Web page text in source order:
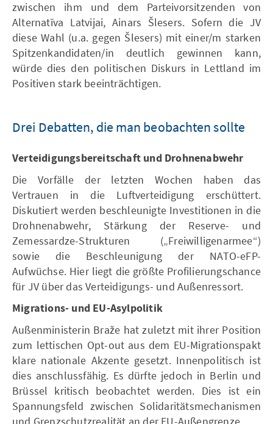
zwischen ihm und dem Parteivorsitzenden von
Alternatīva Latvijai, Ainars Šlesers. Sofern die JV
diese Wahl (u.a. gegen Šlesers) mit einer/m starken
Spitzenkandidaten/in deutlich gewinnen kann,
würde dies den politischen Diskurs in Lettland im
Positiven stark beeinträchtigen.
Drei Debatten, die man beobachten sollte
Verteidigungsbereitschaft und Drohnenabwehr
Die Vorfälle der letzten Wochen haben das
Vertrauen in die Luftverteidigung erschüttert.
Diskutiert werden beschleunigte Investitionen in die
Drohnenabwehr, Stärkung der Reserve- und
Zemessardze-Strukturen („Freiwilligenarmee“)
sowie die Beschleunigung der NATO-eFP-
Aufwüchse. Hier liegt die größte Profilierungschance
für JV über das Verteidigungs- und Außenressort.
Migrations- und EU-Asylpolitik
Außenministerin Braže hat zuletzt mit ihrer Position
zum lettischen Opt-out aus dem EU-Migrationspakt
klare nationale Akzente gesetzt. Innenpolitisch ist
dies anschlussfähig. Es dürfte jedoch in Berlin und
Brüssel kritisch beobachtet werden. Dies ist ein
Spannungsfeld zwischen Solidaritätsmechanismen
und Grenzschutzrealität an der EU-Außengrenze.